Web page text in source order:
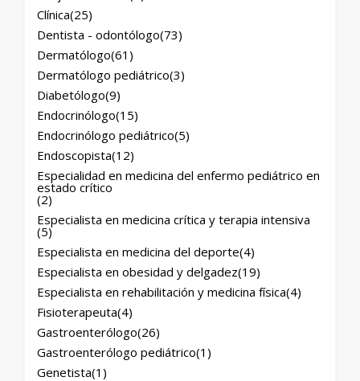
Clínica(25)
Dentista - odontólogo(73)
Dermatólogo(61)
Dermatólogo pediátrico(3)
Diabetólogo(9)
Endocrinólogo(15)
Endocrinólogo pediátrico(5)
Endoscopista(12)
Especialidad en medicina del enfermo pediátrico en
estado crítico
(2)
Especialista en medicina crítica y terapia intensiva
(5)
Especialista en medicina del deporte(4)
Especialista en obesidad y delgadez(19)
Especialista en rehabilitación y medicina física(4)
Fisioterapeuta(4)
Gastroenterólogo(26)
Gastroenterólogo pediátrico(1)
Genetista(1)